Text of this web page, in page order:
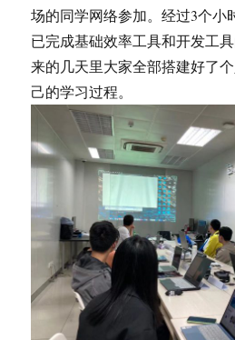
场的同学网络参加。经过3个小
已完成基础效率工具和开发工
来的几天里大家全部搭建好了
己的学习过程。